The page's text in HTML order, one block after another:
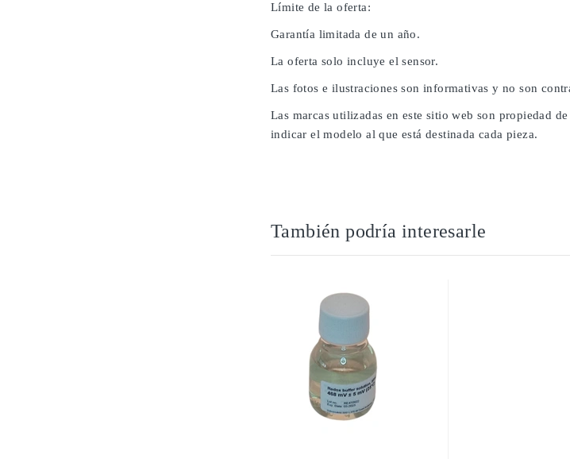
Límite de la oferta:
Garantía limitada de un año.
La oferta solo incluye el sensor.
Las fotos e ilustraciones son informativas y no son
Las marcas utilizadas en este sitio web son propiedad
indicar el modelo al que está destinada cada pieza.
También podría interesarle